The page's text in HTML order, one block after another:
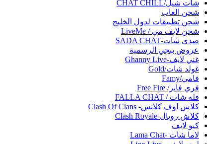
شات شيل/CHAT CHILL
شحن العاب
شحن تطبيقات لدول الخليج
شحن لايف مي / LiveMe
صدى شات-SADA CHAT
عروض ببجي الرسمية
غني لايف-Ghanny Live
غولد شات/Gold
فامي/Famy
فري فاير/ Free Fire
فله شات / FALLA CHAT
كلاش اوف كلانس- Clash Of Clans
كلاش رويال-Clash Royale
كيو لايف
لاما شات -Lama Chat